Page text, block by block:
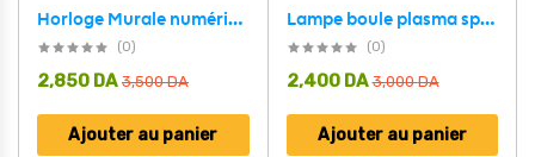
Horloge Murale numérique LED Blanche 3D GH0720L – ساعة رقمية تصميم ثلاثي الأبعاد
(0)
3,500DA
2,850 DA
Ajouter au panier
Lampe boule plasma sphérique ionique tactile – مصباح بلازما
(0)
3,000DA
2,400 DA
Ajouter au panier